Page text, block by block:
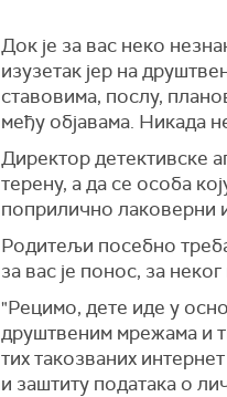
Док је за вас неко
изузетак јер на
ставовима, послу,
међу објавама. Никада
Директор детективске
терену, а да се особа
поприлично лаковерни
Родитељи посебно
за вас је понос, за
"Рецимо, дете иде у
друштвеним мрежама и
тих такозваних
и заштиту података о